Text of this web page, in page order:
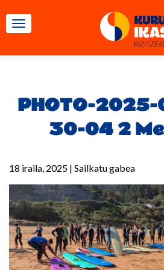
TOGGLE NAVIGATION
PHOTO-
30-04 2
18 iraila, 2025 | Sailkatu gabea